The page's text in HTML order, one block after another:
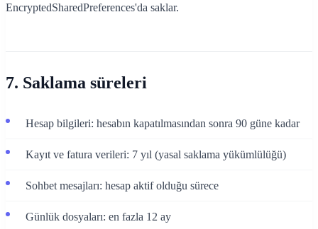
EncryptedSharedPreferences'da saklar.
7. Saklama süreleri
Hesap bilgileri: hesabın kapatılmasından sonra 90 güne kadar
Kayıt ve fatura verileri: 7 yıl (yasal saklama yükümlülüğü)
Sohbet mesajları: hesap aktif olduğu sürece
Günlük dosyaları: en fazla 12 ay